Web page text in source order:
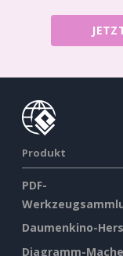
Produkt
PDF-
Daumenkino-
Diagramm-